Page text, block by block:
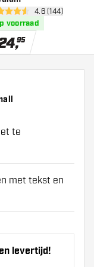
open reviews
score sterren4.6 (144)
voorraad
,95
te
met tekst en
levertijd!